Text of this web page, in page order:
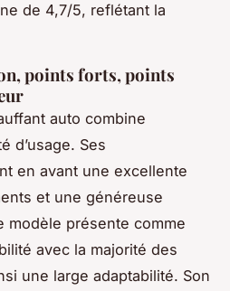
de 4,7/5, reflétant la
points forts, points
auto combine
d’usage. Ses
en avant une excellente
et une généreuse
modèle présente comme
avec la majorité des
une large adaptabilité. Son